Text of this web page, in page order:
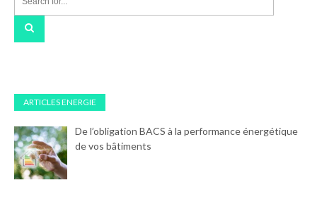
ARTICLES ENERGIE
De l’obligation BACS à la performance énergétique
de vos bâtiments